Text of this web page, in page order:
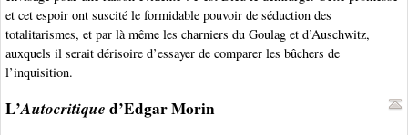
et cet espoir ont suscité le formidable pouvoir de séduction des
totalitarismes, et par là même les charniers du Goulag et d’Auschwitz,
auxquels il serait dérisoire d’essayer de comparer les bûchers de
l’inquisition.
L’Autocritique d’Edgar Morin